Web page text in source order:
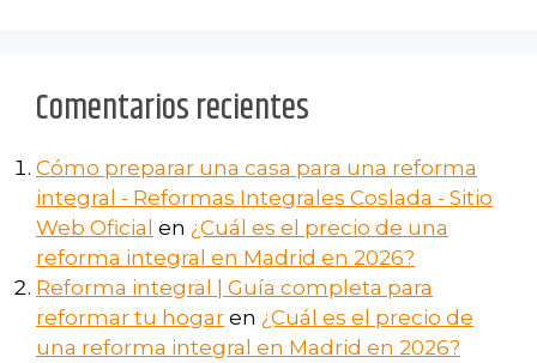
Comentarios recientes
Cómo preparar una casa para una reforma
integral - Reformas Integrales Coslada - Sitio
Web Oficial en ¿Cuál es el precio de una
reforma integral en Madrid en 2026?
Reforma integral | Guía completa para
reformar tu hogar en ¿Cuál es el precio de
una reforma integral en Madrid en 2026?